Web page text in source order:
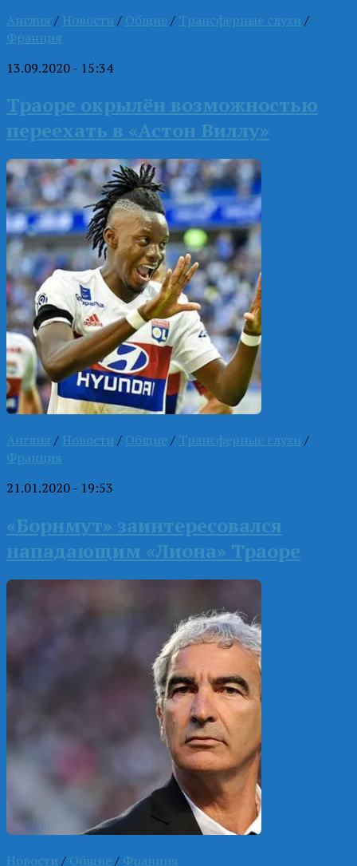
Англия / Новости / Общие / Трансферные слухи /
Франция
13.09.2020 - 15:34
Траоре окрылён возможностью
переехать в «Астон Виллу»
Англия / Новости / Общие / Трансферные слухи /
Франция
21.01.2020 - 19:53
«Борнмут» заинтересовался
нападающим «Лиона» Траоре
Новости / Общие / Франция